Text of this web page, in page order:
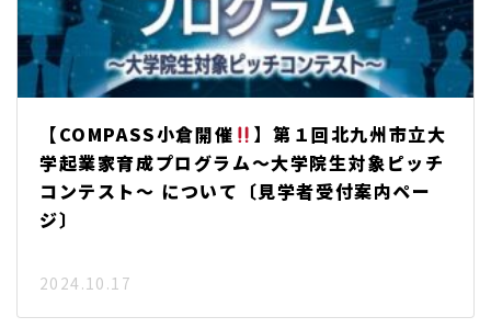
【COMPASS小倉開催
】第１回北九州市立大
学起業家育成プログラム～大学院生対象ピッチ
コンテスト～ について〔見学者受付案内ペー
ジ〕
2024.10.17